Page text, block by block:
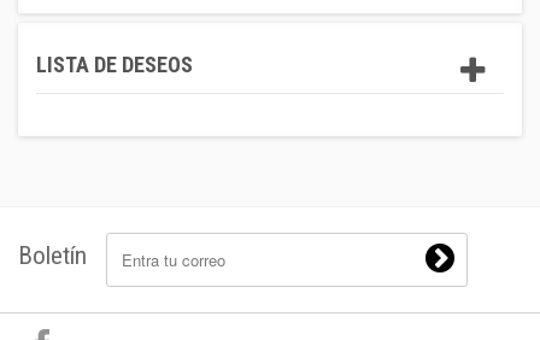
LISTA DE DESEOS
Boletín